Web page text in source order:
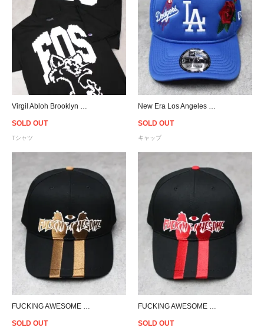
SOLD OUT
Tシャツ
SOLD OUT
キャップ
SOLD OUT SOLD OUT